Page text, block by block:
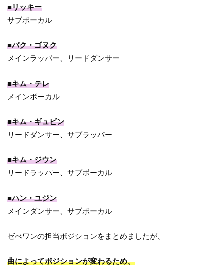
■リッキー
サブボーカル
■パク・ゴヌク
メインラッパー、リードダンサー
■キム・テレ
メインボーカル
■キム・ギュビン
リードダンサー、サブラッパー
■キム・ジウン
リードラッパー、サブボーカル
■ハン・ユジン
メインダンサー、サブボーカル
ゼべワンの担当ポジションをまとめましたが、
曲によってポジションが変わるため、